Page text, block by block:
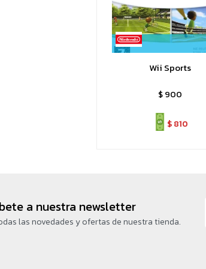
Wii Sports
$900
$ 810
a nuestra newsletter
las novedades y ofertas de nuestra tienda.